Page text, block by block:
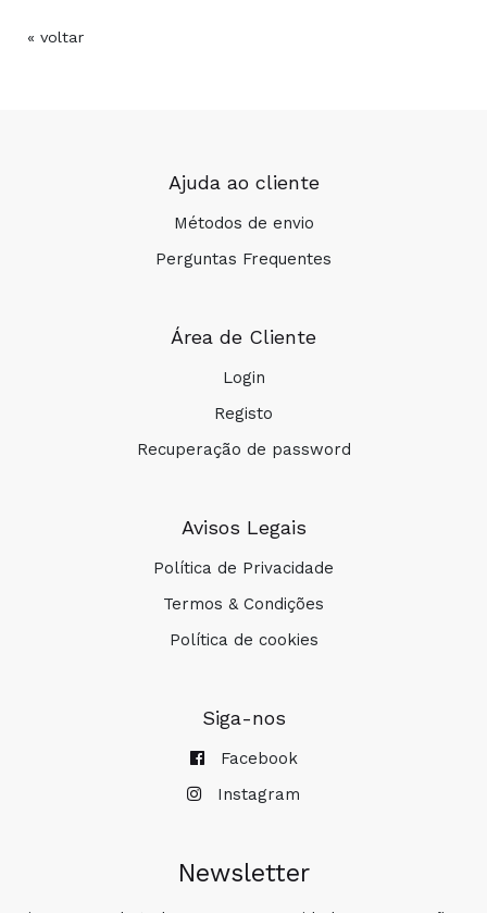
« voltar
Ajuda ao cliente
Métodos de envio
Perguntas Frequentes
Área de Cliente
Login
Registo
Recuperação de password
Avisos Legais
Política de Privacidade
Termos & Condições
Política de cookies
Siga-nos
Facebook
Instagram
Newsletter